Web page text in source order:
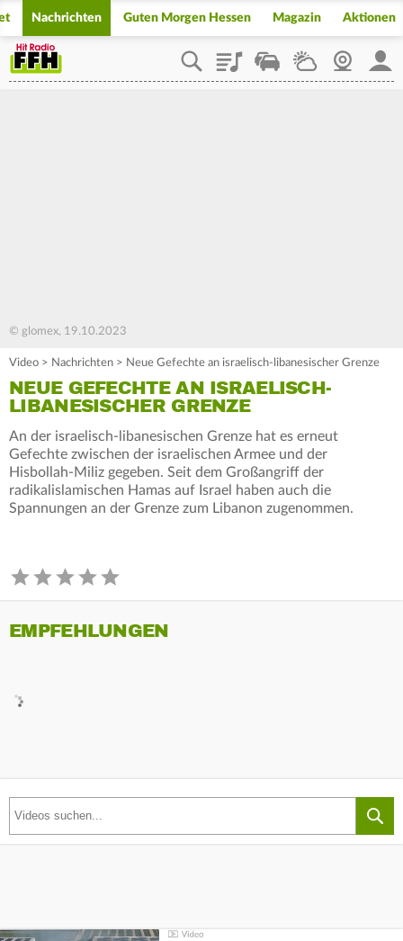
Nachrichten Guten Morgen Hessen Magazin Aktionen
PlaylistStaupilotWetterWebcam
© glomex, 19.10.2023
Video > Nachrichten > Neue Gefechte an israelisch-libanesischer Grenze
NEUE GEFECHTE AN ISRAELISCH-
LIBANESISCHER GRENZE
An der israelisch-libanesischen Grenze hat es erneut
Gefechte zwischen der israelischen Armee und der
Hisbollah-Miliz gegeben. Seit dem Großangriff der
radikalislamischen Hamas auf Israel haben auch die
Spannungen an der Grenze zum Libanon zugenommen.
EMPFEHLUNGEN